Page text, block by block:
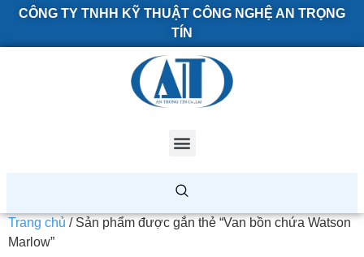
CÔNG TY TNHH KỸ THUẬT CÔNG NGHỆ AN TRỌNG
TÍN
Trang chủ / Sản phẩm được gắn thẻ “Van bồn chứa Watson
Marlow”